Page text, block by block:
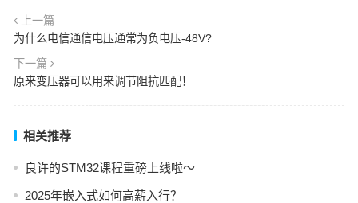
上一篇
为什么电信通信电压通常为负电压-48V?
下一篇
原来变压器可以用来调节阻抗匹配！
相关推荐
良许的STM32课程重磅上线啦～
2025年嵌入式如何高薪入行？